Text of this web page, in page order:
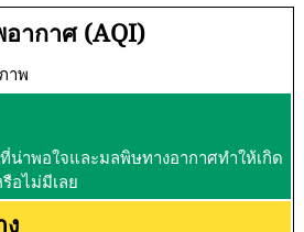
ากาศ (AQI)
าพ
าพอใจและมลพิษทางอากาศทำให้เกิด
อไม่มีเลย